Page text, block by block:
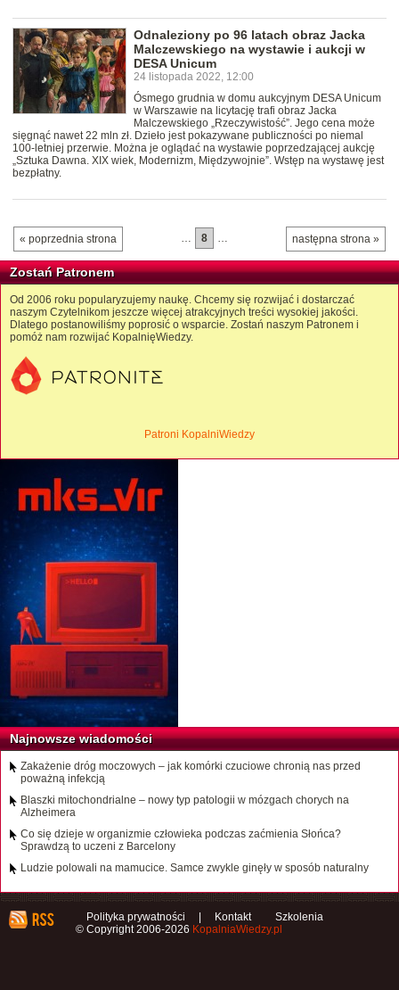
Odnaleziony po 96 latach obraz Jacka
Malczewskiego na wystawie i aukcji w
DESA Unicum
24 listopada 2022, 12:00
Ósmego grudnia w domu aukcyjnym DESA Unicum
w Warszawie na licytację trafi obraz Jacka
Malczewskiego „Rzeczywistość”. Jego cena może
sięgnąć nawet 22 mln zł. Dzieło jest pokazywane publiczności po niemal
100-letniej przerwie. Można je oglądać na wystawie poprzedzającej aukcję
„Sztuka Dawna. XIX wiek, Modernizm, Międzywojnie”. Wstęp na wystawę jest
bezpłatny.
« poprzednia strona następna strona »
… 8 …
Zostań Patronem
Od 2006 roku popularyzujemy naukę. Chcemy się rozwijać i dostarczać
naszym Czytelnikom jeszcze więcej atrakcyjnych treści wysokiej jakości.
Dlatego postanowiliśmy poprosić o wsparcie. Zostań naszym Patronem i
pomóż nam rozwijać KopalnięWiedzy.
Patroni KopalniWiedzy
Najnowsze wiadomości
Zakażenie dróg moczowych – jak komórki czuciowe chronią nas przed
poważną infekcją
Blaszki mitochondrialne – nowy typ patologii w mózgach chorych na
Alzheimera
Co się dzieje w organizmie człowieka podczas zaćmienia Słońca?
Sprawdzą to uczeni z Barcelony
Ludzie polowali na mamucice. Samce zwykle ginęły w sposób naturalny
Polityka prywatności Kontakt
Szkolenia
© Copyright 2006-2026 KopalniaWiedzy.pl